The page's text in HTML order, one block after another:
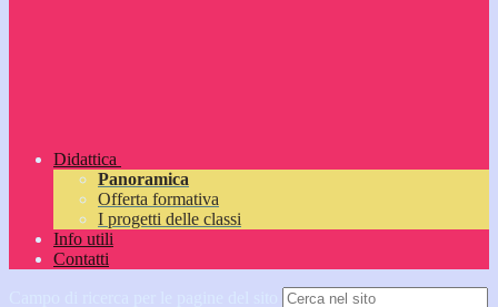
Didattica
Panoramica
Offerta formativa
I progetti delle classi
Info utili
Contatti